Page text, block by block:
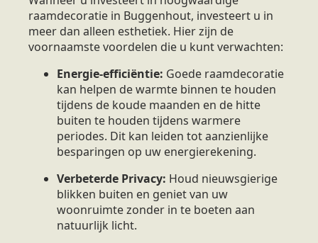
raamdecoratie in Buggenhout, investeert u in
meer dan alleen esthetiek. Hier zijn de
voornaamste voordelen die u kunt verwachten:
Energie-efficiëntie: Goede raamdecoratie
kan helpen de warmte binnen te houden
tijdens de koude maanden en de hitte
buiten te houden tijdens warmere
periodes. Dit kan leiden tot aanzienlijke
besparingen op uw energierekening.
Verbeterde Privacy: Houd nieuwsgierige
blikken buiten en geniet van uw
woonruimte zonder in te boeten aan
natuurlijk licht.